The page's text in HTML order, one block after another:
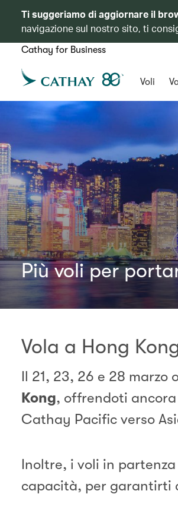
Ti suggeriamo di aggiornare il
navigazione sul nostro sito, ti
Cathay for Business
Voli
Più voli per
Vola a Hong
Il 21, 23, 26 e 28 marzo
Kong, offrendoti
Cathay Pacific verso
Inoltre, i voli in
capacità, per garantirti